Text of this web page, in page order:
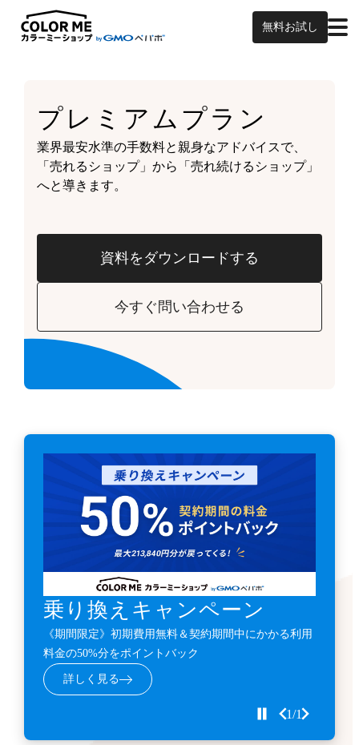
無料お試し
プレミアムプラン
業界最安水準の手数料と親身なアドバイスで、
「売れるショップ」から「売れ続けるショップ」
へと導きます。
資料をダウンロードする
今すぐ問い合わせる
乗り換えキャンペーン
《期間限定》初期費用無料＆契約期間中にかかる利用
料金の50%分をポイントバック
詳しく見る
1/1